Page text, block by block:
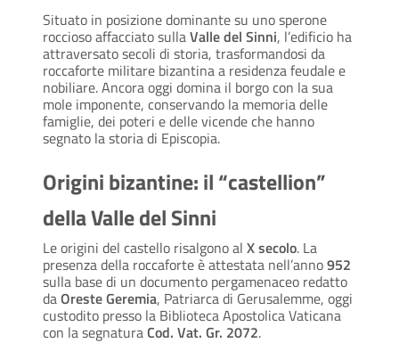
Situato in posizione dominante su uno sperone
roccioso affacciato sullaValle del Sinni, l’edificio ha
attraversato secoli di storia, trasformandosi da
roccaforte militare bizantina a residenza feudale e
nobiliare. Ancora oggi domina il borgo con la sua
mole imponente, conservando la memoria delle
famiglie, dei poteri e delle vicende che hanno
segnato la storia di Episcopia.
Origini bizantine: il “castellion”
della Valle del Sinni
Le origini del castello risalgono al X secolo. La
presenza della roccaforte è attestata nell’anno952
sulla base di un documento pergamenaceo redatto
daOreste Geremia, Patriarca di Gerusalemme, oggi
custodito presso la Biblioteca Apostolica Vaticana
con la segnaturaCod. Vat. Gr. 2072.